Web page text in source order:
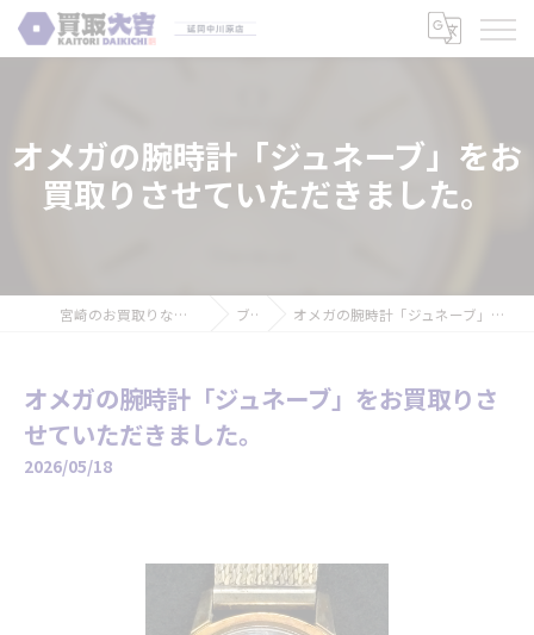
オメガの腕時計「ジュネーブ」をお
買取りさせていただきました。
宮崎のお買取りなら買取大吉 延岡中川原店 ブログ オメガの腕時計「ジュネーブ」をお買取りさせていただきました。
オメガの腕時計「ジュネーブ」をお買取りさ
せていただきました。
2026/05/18